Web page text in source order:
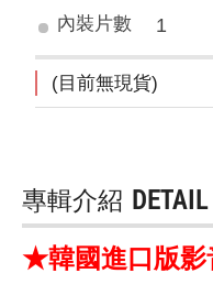
內裝片數 1
(目前無現貨)
專輯介紹 DETAIL
★韓國進口版影